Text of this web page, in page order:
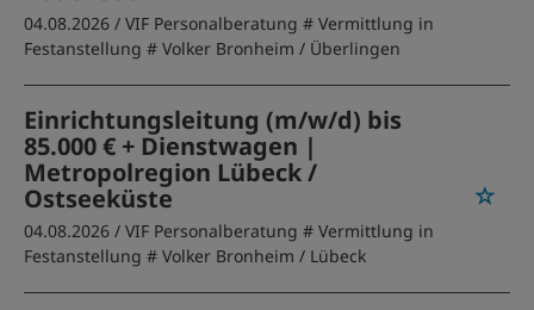
04.08.2026 / VIF Personalberatung # Vermittlung in
Festanstellung # Volker Bronheim / Überlingen
Einrichtungsleitung (m/w/d) bis
85.000 € + Dienstwagen |
Metropolregion Lübeck /
Ostseeküste
04.08.2026 / VIF Personalberatung # Vermittlung in
Festanstellung # Volker Bronheim / Lübeck